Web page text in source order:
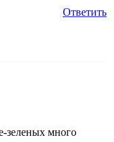
Ответить
зеленых много